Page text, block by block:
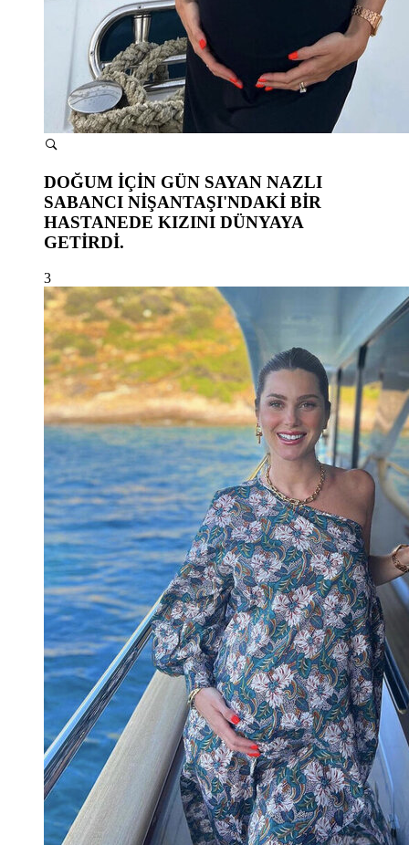
DOĞUM İÇİN GÜN SAYAN NAZLI
SABANCI NİŞANTAŞI'NDAKİ BİR
HASTANEDE KIZINI DÜNYAYA
GETİRDİ.
3